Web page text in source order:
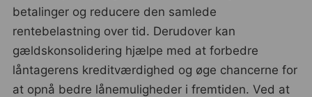
betalinger og reducere den samlede
rentebelastning over tid. Derudover kan
gældskonsolidering hjælpe med at forbedre
låntagerens kreditværdighed og øge chancerne for
at opnå bedre lånemuligheder i fremtiden. Ved at